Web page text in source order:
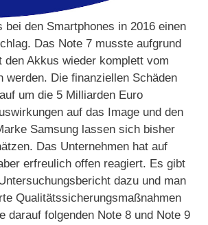
bei den Smartphones in 2016 einen
Das Note 7 musste aufgrund
den Akkus wieder komplett vom
werden. Die finanziellen Schäden
um die 5 Milliarden Euro
auf das Image und den
Samsung lassen sich bisher
Das Unternehmen hat auf
erfreulich offen reagiert. Es gibt
dazu und man
Qualitätssicherungsmaßnahmen
darauf folgenden Note 8 und Note 9